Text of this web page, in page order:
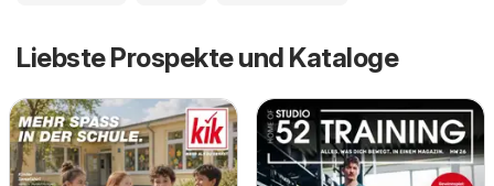
Liebste Prospekte und Kataloge